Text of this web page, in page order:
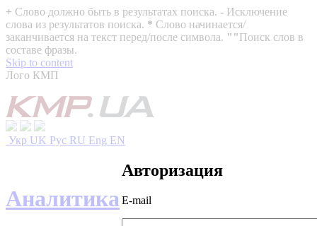
+ Слово должно быть в результатах поиска. - Исключение
слова из результатов поиска. * Слово начинается/
заканчивается на текст перед/после символа. ""Поиск слов в
составе фразы.
Skip to content
Лого КМП
Укр UK Рус RU Eng EN
Авторизация
E-mail
Аналитика